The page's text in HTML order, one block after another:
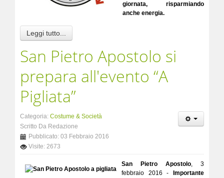
giornata, risparmiando
anche energia.
Leggi tutto...
San Pietro Apostolo si
prepara all'evento “A
Pigliata”
Categoria:Costume & Società
Scritto Da Redazione
Pubblicato: 03 Febbraio 2016
Visite: 2673
San Pietro Apostolo, 3
febbraio 2016 -
Importante